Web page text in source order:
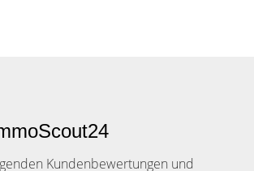
Kundenbewertungen und